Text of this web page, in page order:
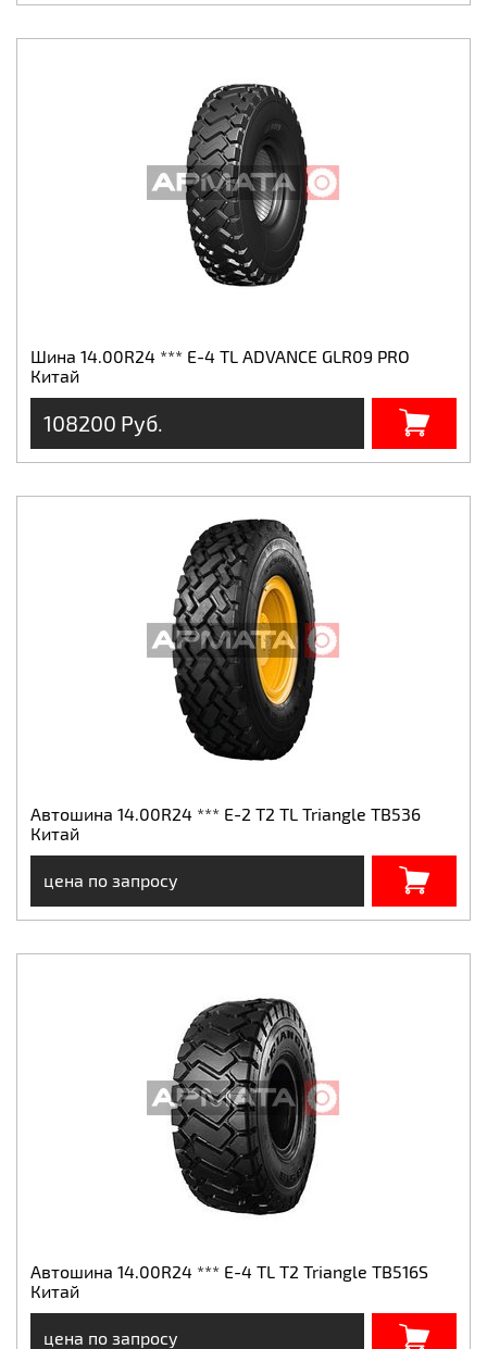
Шина 14.00R24 *** E-4 TL ADVANCE GLR09 PRO
Китай
108200 Руб.
Автошина 14.00R24 *** E-2 T2 TL Triangle TB536
Китай
цена по запросу
Автошина 14.00R24 *** E-4 TL T2 Triangle TB516S
Китай
цена по запросу